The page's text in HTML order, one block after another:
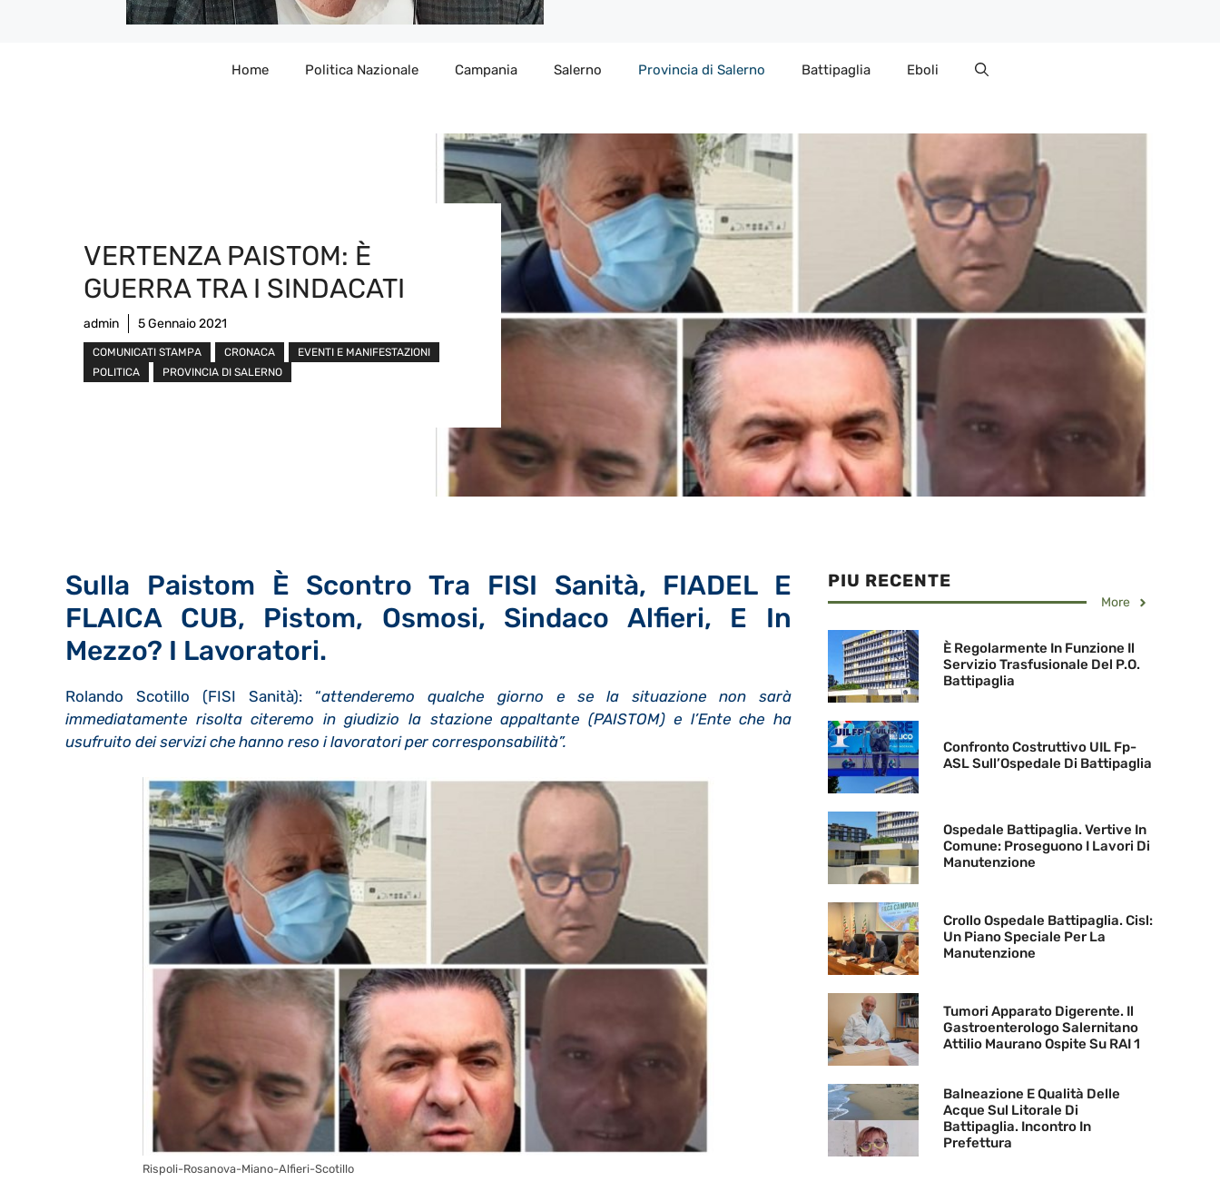
Home Politica Nazionale Campania Salerno Provincia di Salerno Battipaglia Eboli
VERTENZA PAISTOM: È
GUERRA TRA I SINDACATI
admin 5 Gennaio 2021
COMUNICATI STAMPA CRONACA
EVENTI E MANIFESTAZIONI
POLITICA
PROVINCIA DI SALERNO
Sulla Paistom È Scontro Tra FISI Sanità, FIADEL E
FLAICA CUB, Pistom, Osmosi, Sindaco Alfieri, E In
Mezzo? I Lavoratori.
Rolando Scotillo (FISI Sanità): “attenderemo qualche giorno e se la situazione non sarà
immediatamente risolta citeremo in giudizio la stazione appaltante (PAISTOM) e l’Ente che ha
usufruito dei servizi che hanno reso i lavoratori per corresponsabilità”.
Rispoli-Rosanova-Miano-Alfieri-Scotillo
PIU RECENTE
More
È Regolarmente In Funzione Il
Servizio Trasfusionale Del P.O.
Battipaglia
Confronto Costruttivo UIL Fp-
ASL Sull’Ospedale Di Battipaglia
Ospedale Battipaglia. Vertive In
Comune: Proseguono I Lavori Di
Manutenzione
Crollo Ospedale Battipaglia. Cisl:
Un Piano Speciale Per La
Manutenzione
Tumori Apparato Digerente. Il
Gastroenterologo Salernitano
Attilio Maurano Ospite Su RAI 1
Balneazione E Qualità Delle
Acque Sul Litorale Di
Battipaglia. Incontro In
Prefettura